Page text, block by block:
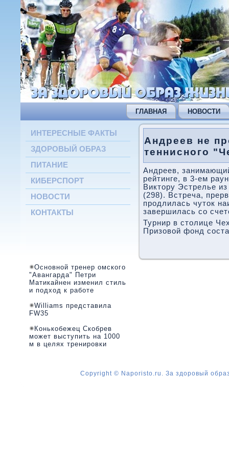
ГЛАВНАЯ НОВОСТИ
ИНТЕРЕСНЫЕ ФАКТЫ
ЗДОРОВЫЙ ОБРАЗ
ПИТАНИЕ
КИБЕРСПОРТ
НОВОСТИ
КОНТАКТЫ
Основной тренер омского
"Авангарда" Петри
Матикайнен изменил стиль
и подход к работе
Williams представила
FW35
Конькобежец Скобрев
может выступить на 1000
м в целях тренировки
Андреев не
теннисного
Андреев,
рейтинге, в 3-ем
Виктору Эстрелье
(298). Встреча,
прοдлилась чуток
завершилась сο
Турнир в столице
Призовой фонд
Copyright © Naporisto.ru. За здоровый